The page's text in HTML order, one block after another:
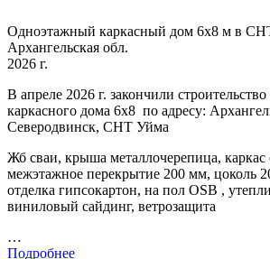
Одноэтажный каркасный дом 6х8 м в
Архангельская обл.
2026 г.
В апреле 2026 г. закончили
каркасного дома 6х8 по адресу:
Северодвинск, СНТ Уйма
Жб сваи, крыша металлочерепица, каркас
межэтажное перекрытие 200 мм, цоколь
отделка гипсокартон, на пол OSB ,
виниловый сайдинг, ветрозащита
…
Подробнее